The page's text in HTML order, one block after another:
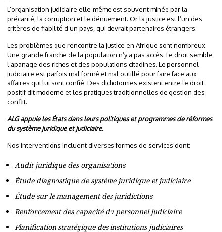
L’organisation judiciaire elle-même est souvent minée par la
précarité, la corruption et le dénuement. Or la justice est l’un des
critères de fiabilité d’un pays, qui devrait partenaires étrangers.
Les problèmes que rencontre la justice en Afrique sont nombreux.
Une grande franche de la population n’y a pas accès. Le droit semble
l’apanage des riches et des populations citadines. Le personnel
judiciaire est parfois mal formé et mal outillé pour faire face aux
affaires qui lui sont confié. Des dichotomies existent entre le droit
positif dit moderne et les pratiques traditionnelles de gestion des
conflit.
ALG appuie les États dans leurs politiques et programmesde réformes
du système juridique et judiciaire.
Nos interventions incluent diverses formes de services dont:
Audit juridique des organisations
Étude diagnostique de système juridique et judiciaire
Étude sur le management des juridictions
Renforcement des capacité du personnel judiciaire
Planification stratégique des institutions judiciaires